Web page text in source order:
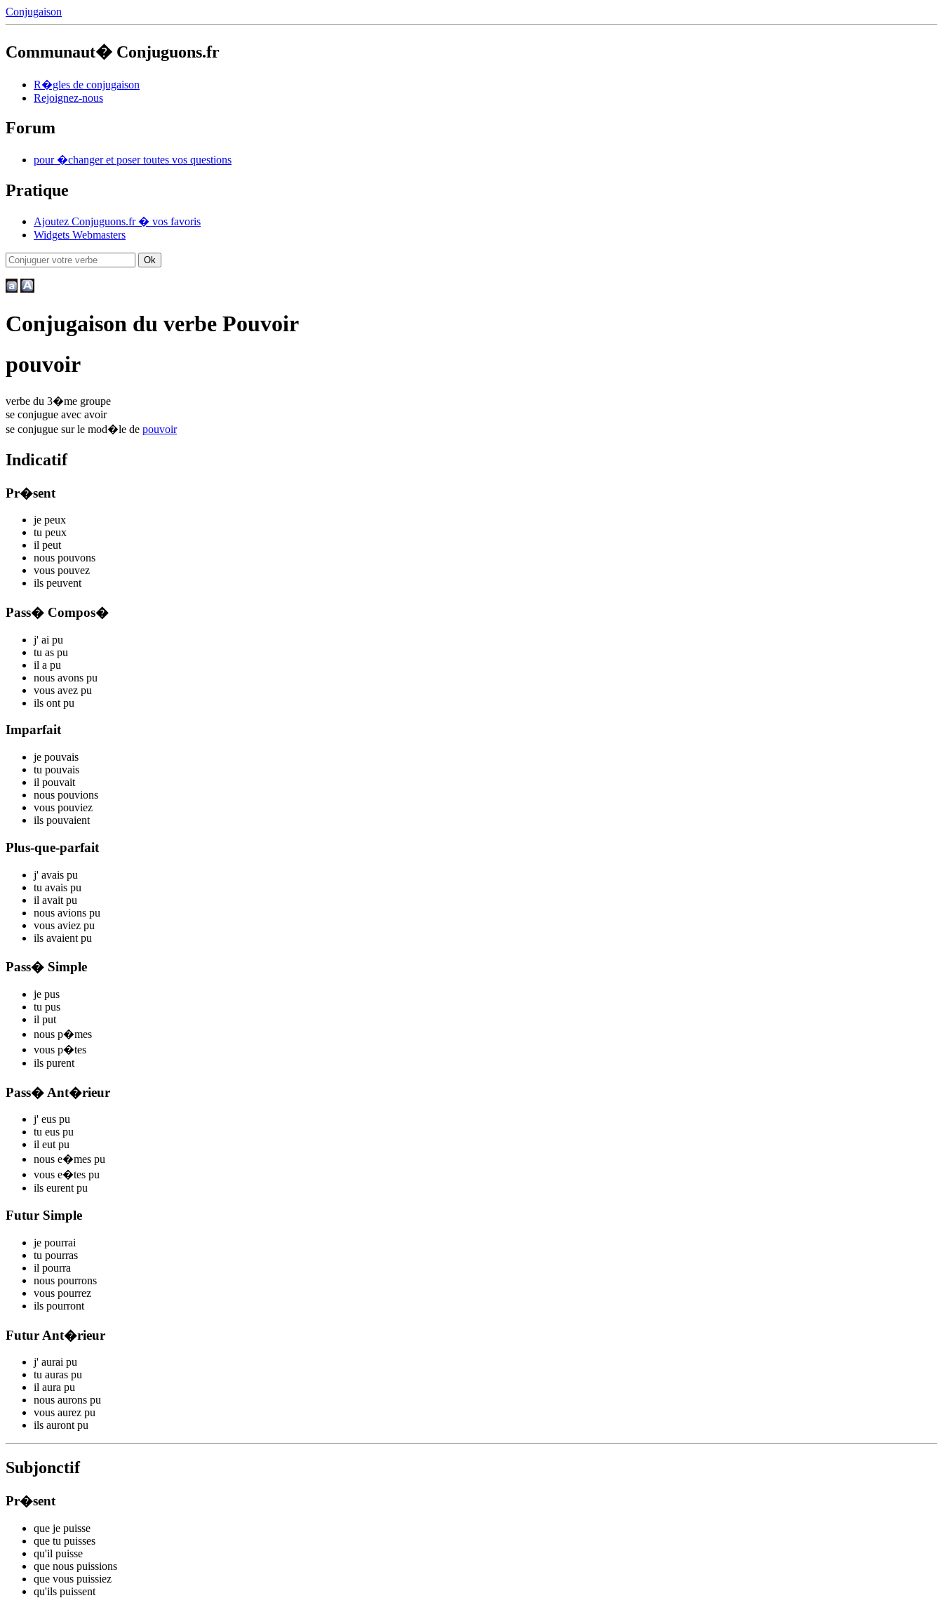
Conjugaison
Communaut� Conjuguons.fr
R�gles de conjugaison
Rejoignez-nous
Forum
pour �changer et poser toutes vos questions
Pratique
Ajoutez Conjuguons.fr � vos favoris
Widgets Webmasters
Conjugaison du verbe Pouvoir
pouvoir
verbe du 3�me groupe
se conjugue avec avoir
se conjugue sur le mod�le de pouvoir
Indicatif
Pr�sent
je peux
tu peux
il peut
nous pouvons
vous pouvez
ils peuvent
Pass� Compos�
j' ai pu
tu as pu
il a pu
nous avons pu
vous avez pu
ils ont pu
Imparfait
je pouvais
tu pouvais
il pouvait
nous pouvions
vous pouviez
ils pouvaient
Plus-que-parfait
j' avais pu
tu avais pu
il avait pu
nous avions pu
vous aviez pu
ils avaient pu
Pass� Simple
je pus
tu pus
il put
nous p�mes
vous p�tes
ils purent
Pass� Ant�rieur
j' eus pu
tu eus pu
il eut pu
nous e�mes pu
vous e�tes pu
ils eurent pu
Futur Simple
je pourrai
tu pourras
il pourra
nous pourrons
vous pourrez
ils pourront
Futur Ant�rieur
j' aurai pu
tu auras pu
il aura pu
nous aurons pu
vous aurez pu
ils auront pu
Subjonctif
Pr�sent
que je puisse
que tu puisses
qu'il puisse
que nous puissions
que vous puissiez
qu'ils puissent